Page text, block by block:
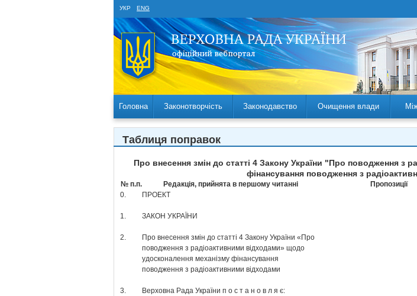
УКР ENG
Головна Законотворчість Законодавство Очищення влади
Таблиця поправок
Про внесення змін до статті 4 Закону України "Про поводження з
фінансування поводження з
№ п.п. Редакція, прийнята в першому читанні Пропозиції
0.
ПРОЕКТ
1. ЗАКОН УКРАЇНИ
2.
Про внесення змін до статті 4 Закону України «Про
поводження з радіоактивними відходами» щодо
удосконалення механізму фінансування
поводження з радіоактивними відходами
3. Верховна Рада України п о с т а н о в л я є: